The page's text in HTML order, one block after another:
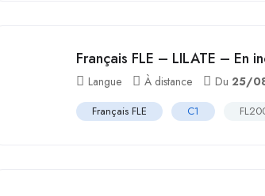
Français FLE – LILATE – En
Langue À distance Du 25/
Français FLE C1